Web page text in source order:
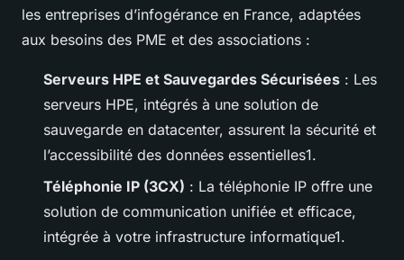
les entreprises d’infogérance en France, adaptées
aux besoins des PME et des associations :
Serveurs HPE et Sauvegardes Sécurisées : Les
serveurs HPE, intégrés à une solution de
sauvegarde en datacenter, assurent la sécurité et
l’accessibilité des données essentielles1.
Téléphonie IP (3CX) : La téléphonie IP offre une
solution de communication unifiée et efficace,
intégrée à votre infrastructure informatique1.